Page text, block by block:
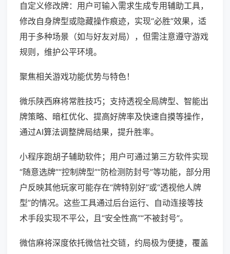
自定义修改牌：用户可输入需求生成专用辅助工具，
修改自身牌型或隐藏操作痕迹，实现“必胜”效果，适
用于多种场景（如与好友对局），但需注意遵守游戏
规则，维护公平环境。
聚焦相关游戏功能优势与特色！
微乐陕西麻将常胜技巧；支持透视全局牌型、智能出
牌策略、暗杠优化、提高好牌率及快速自摸等操作，
通过AI算法调整牌局结果，提升胜率。
小程序跑胡子辅助软件；用户可通过第三方软件实现
“随意选牌”“控制牌型”“防检测防封号”等功能，部分用
户反映其他玩家可能存在“牌特别好”或“透视他人牌
型”的情况。这些工具通过后台运行、自动连接等技
术手段实现不平公，且“安全性高”“不被封号”。
微信麻将深度依托微信社交链，约局极为便捷，覆盖